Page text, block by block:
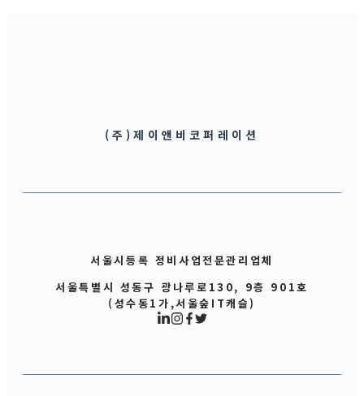
(주)제이앤비코퍼레이션
서울시등록 정비사업전문관리업체
서울특별시 성동구 광나루로130, 9층 901호
(성수동1가,서울숲IT캐슬)